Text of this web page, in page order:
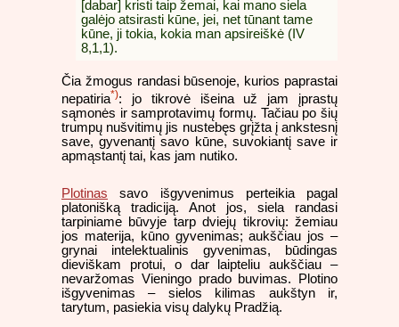
[dabar] kristi taip žemai, kai mano siela
galėjo atsirasti kūne, jei, net tūnant tame
kūne, ji tokia, kokia man apsireiškė (IV
8,1,1).
Čia žmogus randasi būsenoje, kurios paprastai
nepatiria*): jo tikrovė išeina už jam įprastų
sąmonės ir samprotavimų formų. Tačiau po šių
trumpų nušvitimų jis nustebęs grįžta į ankstesnį
save, gyvenantį savo kūne, suvokiantį save ir
apmąstantį tai, kas jam nutiko.
Plotinas savo išgyvenimus perteikia pagal
platonišką tradiciją. Anot jos, siela randasi
tarpiniame būvyje tarp dviejų tikrovių: žemiau
jos materija, kūno gyvenimas; aukščiau jos –
grynai intelektualinis gyvenimas, būdingas
dieviškam protui, o dar laipteliu aukščiau –
nevaržomas Vieningo prado buvimas. Plotino
išgyvenimas – sielos kilimas aukštyn ir,
tarytum, pasiekia visų dalykų Pradžią.